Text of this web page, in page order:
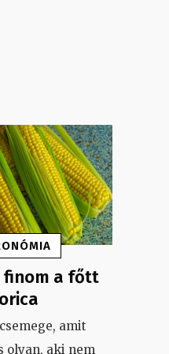
finom a főtt
amit
olyan, aki nem